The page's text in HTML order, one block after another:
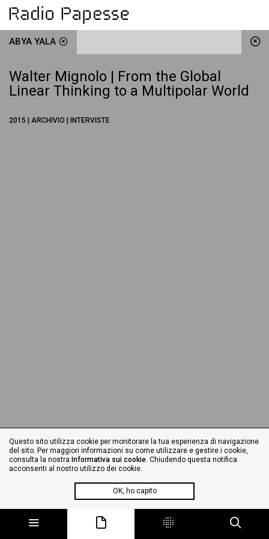
ABYA YALA
Walter Mignolo | From the Global
Linear Thinking to a Multipolar World
2015 | ARCHIVIO | INTERVISTE
Questo sito utilizza cookie per monitorare la tua esperienza di navigazione
del sito. Per maggiori informazioni su come utilizzare e gestire i cookie,
consulta la nostra Informativa sui cookie. Chiudendo questa notifica
acconsenti al nostro utilizzo dei cookie.
OK, ho capito